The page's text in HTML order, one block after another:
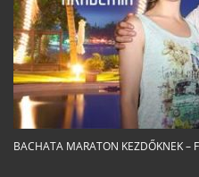
BACHATA MARATON KEZDŐKNEK –